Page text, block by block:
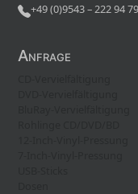
+49 (0)9543 – 222 94 79
Anfrage